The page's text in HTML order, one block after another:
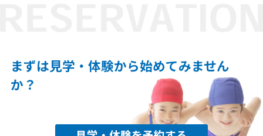
まずは見学・体験から始めてみません
か？